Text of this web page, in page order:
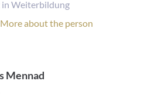
Weiterbildung
Personal
More about the person
Mennad